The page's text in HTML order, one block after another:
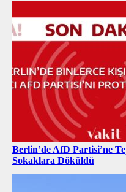
Berlin’de AfD Partisi’ne
Sokaklara Döküldü